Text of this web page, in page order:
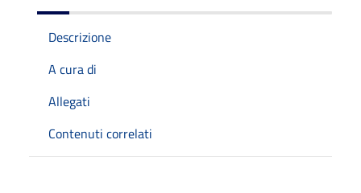
Descrizione
A cura di
Allegati
Contenuti correlati